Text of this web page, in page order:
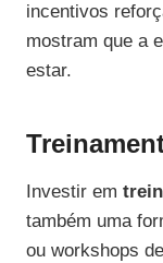
incentivos
mostram que a
estar.
Investir em
também uma
ou workshops